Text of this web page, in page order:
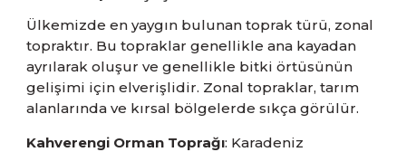
Ülkemizde en yaygın bulunan toprak türü, zonal
topraktır. Bu topraklar genellikle ana kayadan
ayrılarak oluşur ve genellikle bitki örtüsünün
gelişimi için elverişlidir. Zonal topraklar, tarım
alanlarında ve kırsal bölgelerde sıkça görülür.
Kahverengi Orman Toprağı: Karadeniz